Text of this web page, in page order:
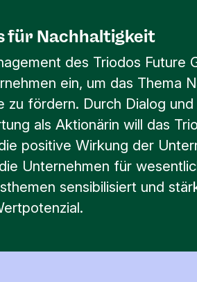
für Nachhaltigkeit
des Triodos Future
ein, um das Thema
zu fördern. Durch Dialog
als Aktionärin will das
positive Wirkung der
Unternehmen für
sensibilisiert und